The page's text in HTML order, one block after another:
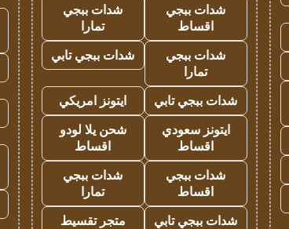
شدات ببجي
اقساط
شدات ببجي
تمارا
شدات ببجي
تمارا
شدات ببجي تابي
شدات ببجي تابي
ايتونز امريكي
ايتونز سعودي
اقساط
شحن يلا لودو
اقساط
شدات ببجي
اقساط
شدات ببجي
تمارا
شدات ببجي تابي
متجر تقسيط